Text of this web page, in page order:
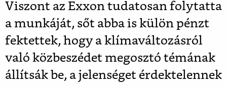
Viszont az Exxon tudatosan folytatta
a munkáját, sőt abba is külön pénzt
fektettek, hogy a klímaváltozásról
való közbeszédet megosztó témának
állítsák be, a jelenséget érdektelennek